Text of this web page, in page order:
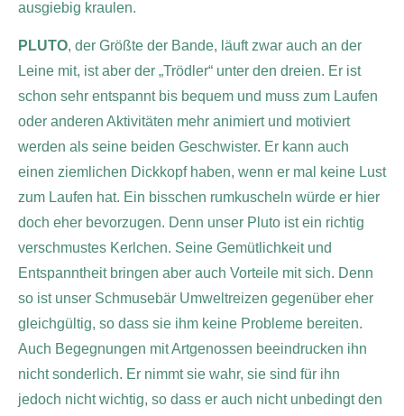
ausgiebig kraulen.
PLUTO, der Größte der Bande, läuft zwar auch an der
Leine mit, ist aber der „Trödler“ unter den dreien. Er ist
schon sehr entspannt bis bequem und muss zum Laufen
oder anderen Aktivitäten mehr animiert und motiviert
werden als seine beiden Geschwister. Er kann auch
einen ziemlichen Dickkopf haben, wenn er mal keine Lust
zum Laufen hat. Ein bisschen rumkuscheln würde er hier
doch eher bevorzugen. Denn unser Pluto ist ein richtig
verschmustes Kerlchen. Seine Gemütlichkeit und
Entspanntheit bringen aber auch Vorteile mit sich. Denn
so ist unser Schmusebär Umweltreizen gegenüber eher
gleichgültig, so dass sie ihm keine Probleme bereiten.
Auch Begegnungen mit Artgenossen beeindrucken ihn
nicht sonderlich. Er nimmt sie wahr, sie sind für ihn
jedoch nicht wichtig, so dass er auch nicht unbedingt den